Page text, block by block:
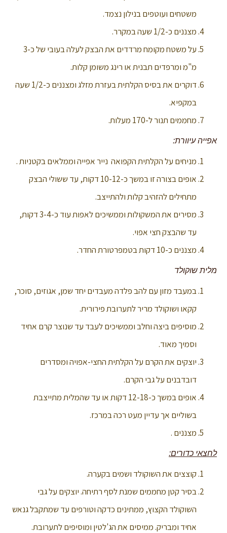
משטחים ועוטפים בנילון נצמד.
מצננים כ-1/2 שעה במקרר.
על משטח מקומח מרדדים את הבצק לעלה בעובי של כ-3
מ"מ ומרפדים תבנית או רינג משומן קלות.
דוקרים את בסיס הקלתית בעזרת מזלג ומצננים כ-1/2 שעה
במקפיא.
מחממים תנור ל-170 מעלות.
אפייה עיוורת:
מניחים על הקלתית הקפואה נייר אפייה וממלאים בקטניות .
אופים בצורה זו במשך כ-10-12 דקות, עד ששולי הבצק
מתחילים להזהיב קלות ולהתייצב.
מסירים את המשקולות וממשיכים לאפות עוד כ-3-4 דקות,
עד שהבצק חצי אפוי.
מצננים כ-10 דקות בטמפרטורת החדר.
מלית שוקולד
במעבד מזון עם להב פלדה מעבדים יחד שמן, אגוזים, סוכר,
קקאו ושוקולד מריר לתערובת פירורית.
מוסיפים ביצה וחלב וממשיכים לעבד עד שנוצר קרם אחיד
וסמיך מאוד.
יוצקים את הקרם על הקלתית החצי-אפויה ומסדרים
דובדבנים על גבי הקרם.
אופים במשך כ-12-18 דקות או עד שהמלית מתייצבת
בשוליים אך עדיין מעט רכה במרכז.
מצננים .
לחצאי כדורים:
קוצצים את השוקולד ושמים בקערה.
בסיר קטן מחממים שמנת לסף רתיחה. יוצקים על גבי
השוקולד הקצוץ, ממתינים כדקה וטורפים עד שמתקבל גנאש
אחיד ומבריק. ממיסים את הג'לטין ומוסיפים לתערובת.